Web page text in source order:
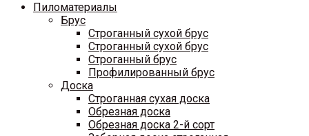
Пиломатериалы
Брус
Строганный сухой брус
Строганный сухой брус
Строганный брус
Профилированный брус
Доска
Строганная сухая доска
Обрезная доска
Обрезная доска 2-й сорт